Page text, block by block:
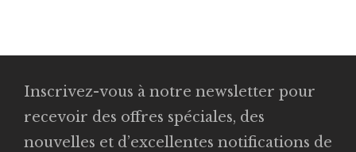
Inscrivez-vous à notre newsletter pour
recevoir des offres spéciales, des
nouvelles et d’excellentes notifications de